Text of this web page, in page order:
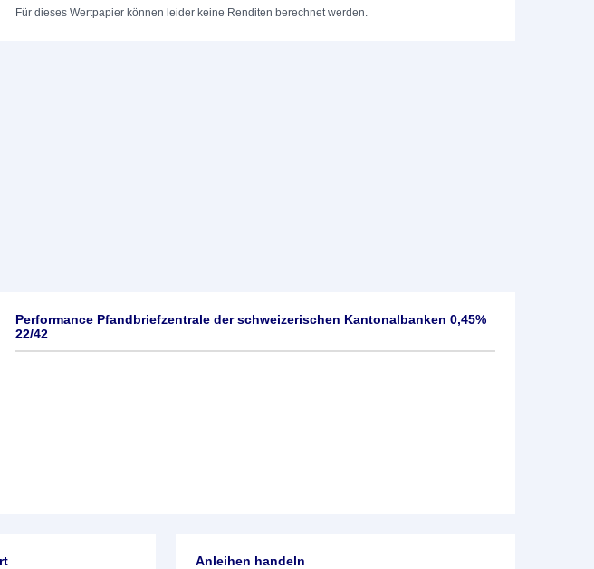
Für dieses Wertpapier können leider keine Renditen berechnet werden.
Performance Pfandbriefzentrale der schweizerischen Kantonalbanken 0,45%
22/42
Anleihen handeln